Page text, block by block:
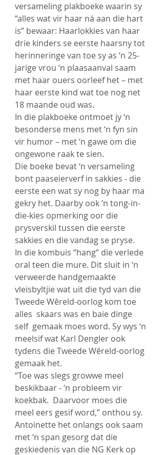
versameling plakboeke waarin sy
“alles wat vir haar ná aan die hart
is” bewaar: Haarlokkies van haar
drie kinders se eerste haarsny tot
herinneringe van toe sy as ‘n 25-
jarige vrou ‘n plaasaanval saam
met haar ouers oorleef het – met
haar eerste kind wat toe nog net
18 maande oud was.
In die plakboeke ontmoet jy ‘n
besonderse mens met ‘n fyn sin
vir humor – met ‘n gawe om die
ongewone raak te sien.
Die boeke bevat ‘n versameling
bont paaseierverf in sakkies - die
eerste een wat sy nog by haar ma
gekry het. Daarby ook ‘n tong-in-
die-kies opmerking oor die
prysverskil tussen die eerste
sakkies en die vandag se pryse.
In die kombuis “hang” die verlede
oral teen die mure. Dit sluit in ‘n
verweerde handgemaakte
vleisbyltjie wat uit die tyd van die
Tweede Wêreld-oorlog kom toe
alles  skaars was en baie dinge
self  gemaak moes word. Sy wys ‘n
meelsif wat Karl Dengler ook
tydens die Tweede Wêreld-oorlog
gemaak het.
“Toe was slegs growwe meel
beskikbaar - ‘n probleem vir
koekbak.  Daarvoor moes die
meel eers gesif word,” onthou sy.
Antoinette het onlangs ook saam
met ‘n span gesorg dat die
geskiedenis van die NG Kerk op